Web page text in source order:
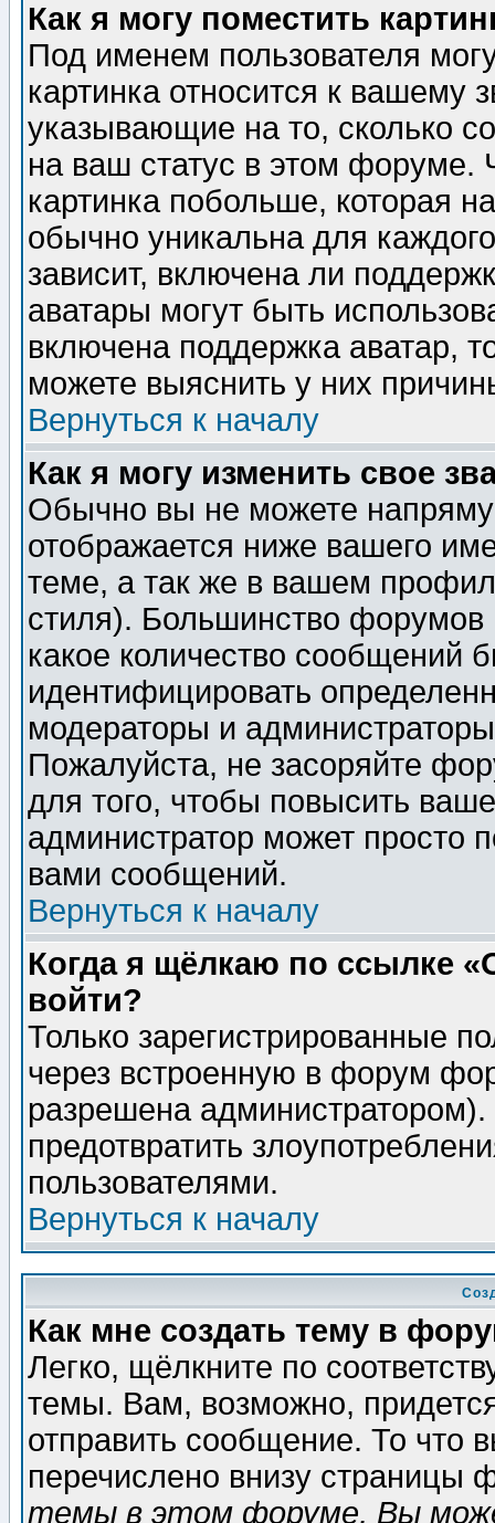
Как я могу поместить
Под именем пользователя
картинка относится к вашему
указывающие на то, сколько
на ваш статус в этом форуме.
картинка побольше, которая
обычно уникальна для
зависит, включена ли
аватары могут быть
включена поддержка аватар,
можете выяснить у них
Вернуться к началу
Как я могу изменить свое
Обычно вы не можете
отображается ниже вашего
теме, а так же в вашем
стиля). Большинство форумов
какое количество сообщений
идентифицировать
модераторы и
Пожалуйста, не засоряйте
для того, чтобы повысить
администратор может просто
вами сообщений.
Вернуться к началу
Когда я щёлкаю по ссылке
войти?
Только зарегистрированные
через встроенную в форум
разрешена
предотвратить
пользователями.
Вернуться к началу
Как мне создать тему в
Легко, щёлкните по
темы. Вам, возможно,
отправить сообщение. То что
перечислено внизу страницы
темы в этом форуме, Вы